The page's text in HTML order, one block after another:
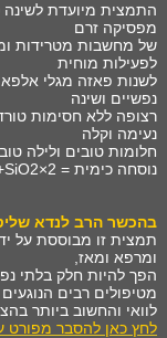
התמצית מיועדת
מפסיקה זרם
של מחשבות מטרידות
לפעילות מוחית
לשנות פאזה מגלי
נפשיים ושינה
רצופה ללא חסימות
נעימה וקלה
חלומות טובים ולילה
נוסחה כימית = K(AISi3O8)+SiO2×2
בהכשר הרב לנדא
תמצית זו מבוססת על
ומרפא ומאז,
הפך להיות חלק בלתי
מטיפולים רבים
לוואי והחשוב ביותר
לחץ כאן להסבר מפורט